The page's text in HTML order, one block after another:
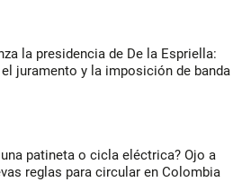
la presidencia de De la Espriella:
juramento y la imposición de banda
patineta o cicla eléctrica? Ojo a
reglas para circular en Colombia